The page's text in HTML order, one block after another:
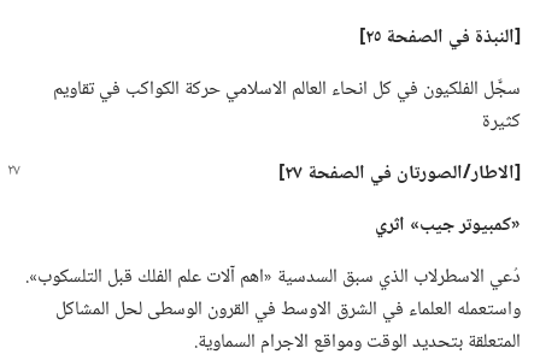
‏[النبذة في الصفحة ٢٥]‏
سجَّل الفلكيون في كل انحاء العالم الاسلامي حركة الكواكب في تقاويم
كثيرة
‏[الاطار/‏الصورتان في الصفحة ٢٧]‏
‏«كمبيوتر جيب» اثري
دُعي الاسطرلاب الذي سبق السدسية «اهم آلات علم الفلك قبل التلسكوب».‏
واستعمله العلماء في الشرق الاوسط في القرون الوسطى لحل المشاكل
المتعلقة بتحديد الوقت ومواقع الاجرام السماوية.‏